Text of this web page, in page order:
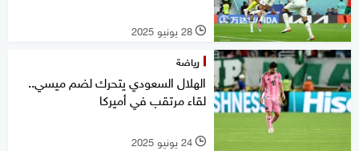
l 28 يونيو 2025
رياضة
الهلال السعودي يتحرك لضم ميسي..
لقاء مرتقب في أميركا
l 24 يونيو 2025